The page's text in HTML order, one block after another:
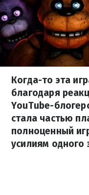
Когда-то эта
благодаря
YouTube-
стала частью
полноценный
усилиям одного